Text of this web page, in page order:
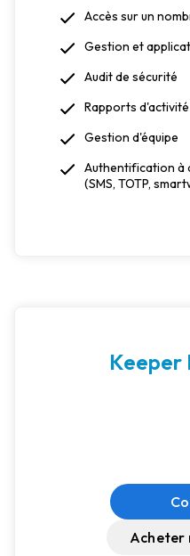
Accès sur un
Gestion et
Audit de sécurité
Rapports d'activité
Gestion d'équipe
Authentification à
(SMS, TOTP,
Keeper
Acheter